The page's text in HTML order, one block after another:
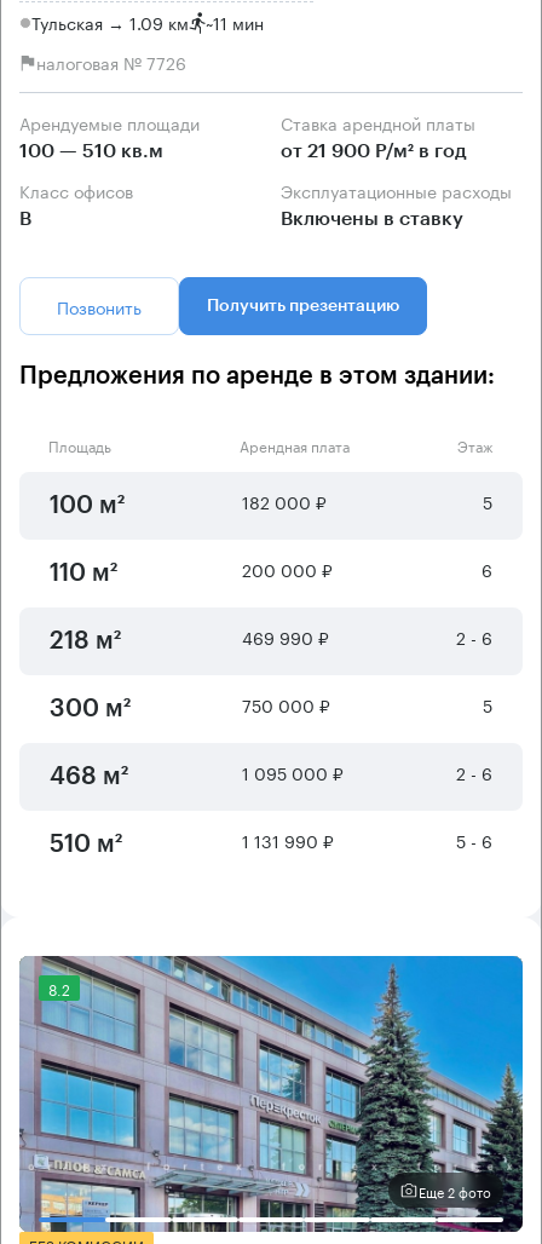
Тульская → 1.09 км ~11 мин
налоговая № 7726
Арендуемые площади
100 — 510 кв.м
Ставка арендной платы
от 21 900 Р/м² в год
Класс офисов
B
Эксплуатационные расходы
Включены в ставку
Позвонить Получить презентацию
Предложения по аренде в этом здании:
Площадь Арендная плата Этаж
100 м² 182 000 ₽ 5
110 м² 200 000 ₽ 6
218 м² 469 990 ₽ 2 - 6
300 м² 750 000 ₽ 5
468 м² 1 095 000 ₽ 2 - 6
510 м² 1 131 990 ₽ 5 - 6
8.2
Еще 2 фото